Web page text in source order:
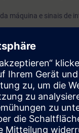
máquina e sinais de
de usuário
de treinamento
o conhecimento